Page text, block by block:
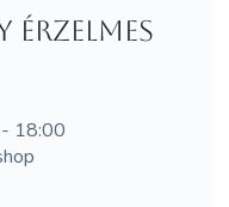
18:00